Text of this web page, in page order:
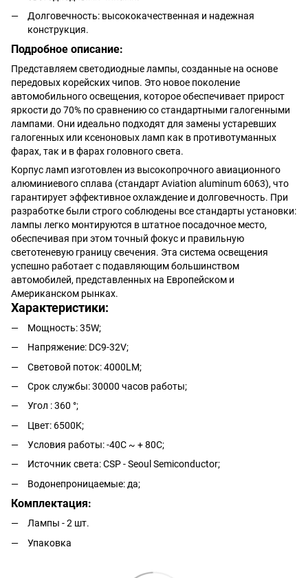
Долговечность: высококачественная и надежная
конструкция.
Подробное описание:
Представляем светодиодные лампы, созданные на основе
передовых корейских чипов. Это новое поколение
автомобильного освещения, которое обеспечивает прирост
яркости до 70% по сравнению со стандартными галогенными
лампами. Они идеально подходят для замены устаревших
галогенных или ксеноновых ламп как в противотуманных
фарах, так и в фарах головного света.
Корпус ламп изготовлен из высокопрочного авиационного
алюминиевого сплава (стандарт Aviation aluminum 6063), что
гарантирует эффективное охлаждение и долговечность. При
разработке были строго соблюдены все стандарты установки:
лампы легко монтируются в штатное посадочное место,
обеспечивая при этом точный фокус и правильную
светотеневую границу свечения. Эта система освещения
успешно работает с подавляющим большинством
автомобилей, представленных на Европейском и
Американском рынках.
Характеристики:
Мощность: 35W;
Напряжение: DC9-32V;
Световой поток: 4000LM;
Срок службы: 30000 часов работы;
Угол : 360 °;
Цвет: 6500K;
Условия работы: -40С ~ + 80С;
Источник света: CSP - Seoul Semiconductor;
Водонепроницаемые: да;
Комплектация:
Лампы - 2 шт.
Упаковка